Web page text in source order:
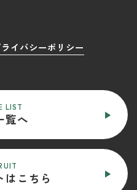
ライバシーポリシー
LIST
覧へ
はこちら